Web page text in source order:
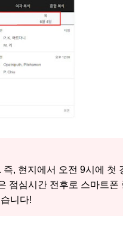
, 현지에서 오전 9시에 첫
점심시간 전후로 스마트폰
니다!